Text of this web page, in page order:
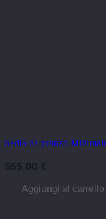
Sedia da pranzo
555,00 €
Aggiungi al carrello